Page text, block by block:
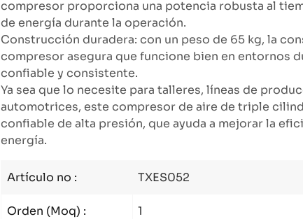
compresor proporciona una potencia robusta al
de energía durante la operación.
Construcción duradera: con un peso de 65 kg, la
compresor asegura que funcione bien en entornos
confiable y consistente.
Ya sea que lo necesite para talleres, líneas de
automotrices, este compresor de aire de triple
confiable de alta presión, que ayuda a mejorar la
energía.
Artículo no : TXES052
Orden (Moq) : 1